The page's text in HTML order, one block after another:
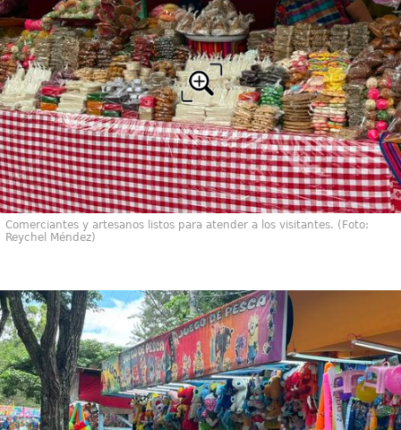
Comerciantes y artesanos listos para atender a los visitantes. (Foto:
Reychel Méndez)